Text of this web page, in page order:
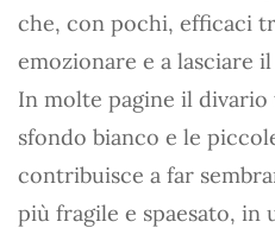
che, con pochi, efficaci
emozionare e a lasciare
In molte pagine il divario
sfondo bianco e le
contribuisce a far
più fragile e spaesato, in